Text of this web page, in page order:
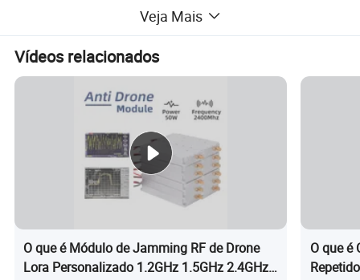
8. Design de baixo custo para facilidade de montagem em poste
ou parede.
9.N/conector DIN.
Veja Mais
Vídeos relacionados
O que é Módulo de Jamming RF de Drone
Lora Personalizado 1.2GHz 1.5GHz 2.4GHz
O que é